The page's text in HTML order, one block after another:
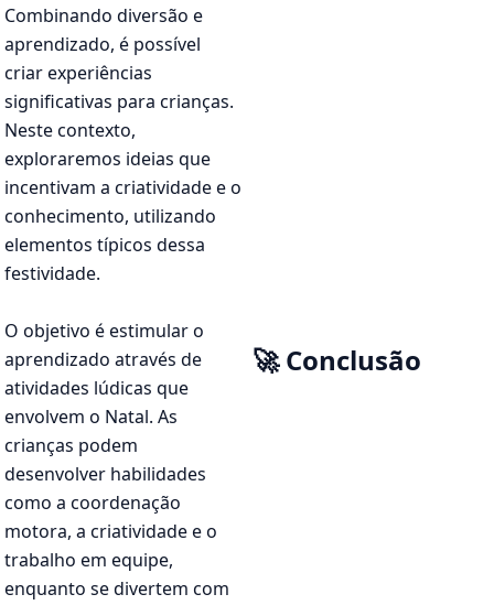
Combinando diversão e
aprendizado, é possível
criar experiências
significativas para crianças.
Neste contexto,
exploraremos ideias que
incentivam a criatividade e o
conhecimento, utilizando
elementos típicos dessa
festividade.
O objetivo é estimular o
aprendizado através de
atividades lúdicas que
envolvem o Natal. As
crianças podem
desenvolver habilidades
como a coordenação
motora, a criatividade e o
trabalho em equipe,
enquanto se divertem com
🚀 Conclusão